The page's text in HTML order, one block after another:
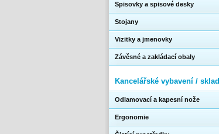
Spisovky a spisové desky
Stojany
Vizitky a jmenovky
Závěsné a zakládací obaly
Kancelářské vybavení / sklad
Odlamovací a kapesní nože
Ergonomie